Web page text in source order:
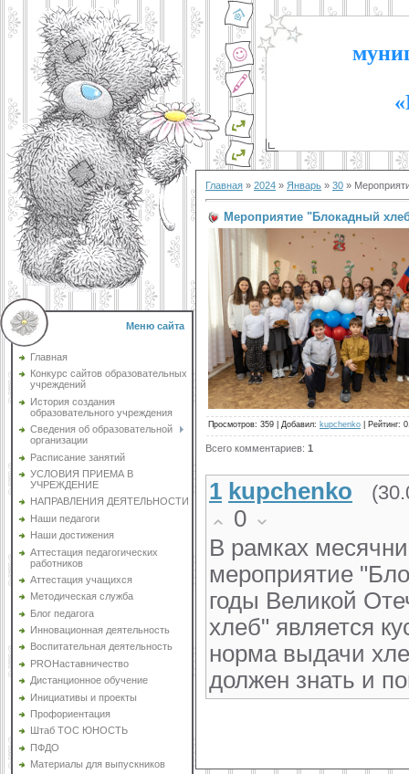
Меню сайта
Главная
Конкурс сайтов образовательных
учреждений
История создания
образовательного учреждения
Сведения об образовательной
организации
Расписание занятий
УСЛОВИЯ ПРИЕМА В
УЧРЕЖДЕНИЕ
НАПРАВЛЕНИЯ ДЕЯТЕЛЬНОСТИ
Наши педагоги
Наши достижения
Аттестация педагогических
работников
Аттестация учащихся
Методическая служба
Блог педагога
Инновационная деятельность
Воспитательная деятельность
PROНаставничество
Дистанционное обучение
Инициативы и проекты
Профориентация
Штаб ТОС ЮНОСТЬ
ПФДО
Материалы для выпускников
Главная » 2024 » Январь » 30 »
Мероприятие "Блокадный
Просмотров: 359 Добавил: kupchenko Рейтинг:
Всего комментариев: 1
1 kupchenko
0
В рамках
мероприятие
годы Великой
хлеб" является
норма выдачи
должен знать и